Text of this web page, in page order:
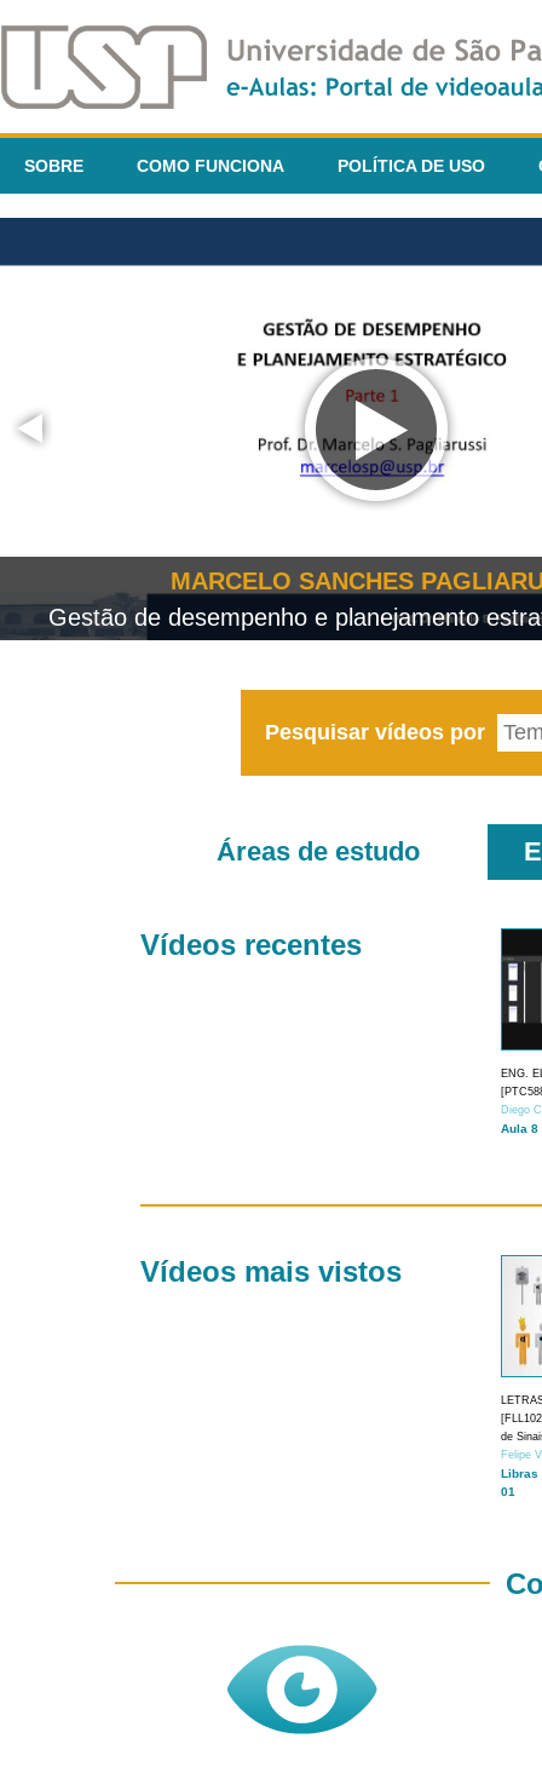
SOBRE COMO FUNCIONA POLÍTICA DE USO
MARCELO SANCHES
Gestão de desempenho e planejamento
Pesquisar vídeos por
Áreas de estudo
Vídeos recentes
ENG.
Diego
Aula 8
Vídeos mais vistos
de
Felipe
Libras
01